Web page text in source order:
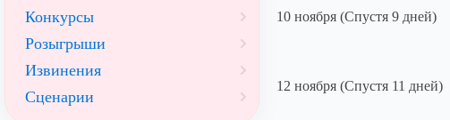
10 ноября (Спустя 9 дней)
12 ноября (Спустя 11 дней)
Конкурсы
Розыгрыши
Извинения
Сценарии